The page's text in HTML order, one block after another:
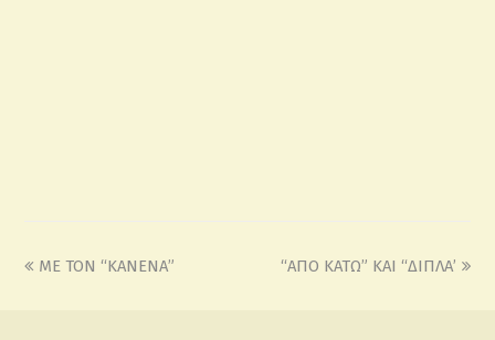
ΜΕ ΤΟΝ “ΚΑΝΕΝΑ” “ΑΠΟ ΚΑΤΩ” ΚΑΙ “ΔΙΠΛΑ’